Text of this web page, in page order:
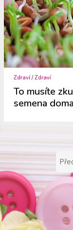
Zdraví /Zdraví
To musíte
semena